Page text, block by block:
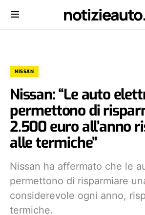
NISSAN
Nissan: “Le auto
permettono di
2.500 euro all’anno
alle termiche”
Nissan ha affermato che le
permettono di risparmiare
considerevole ogni anno,
termiche.